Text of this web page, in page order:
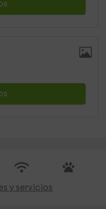
y servicios